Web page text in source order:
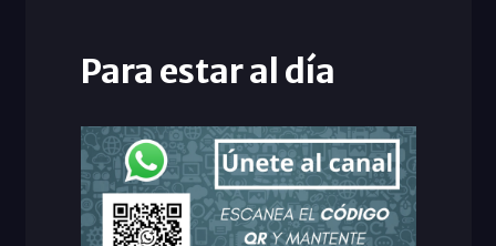
Para estar al día